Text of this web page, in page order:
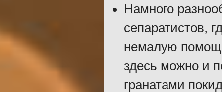
Намного
сепаратистов,
немалую
здесь можно и
гранатами